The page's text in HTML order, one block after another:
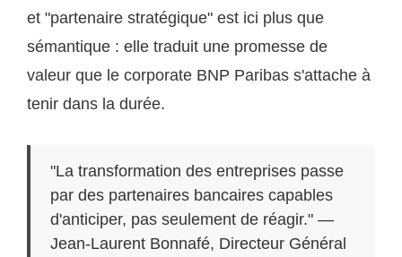
et "partenaire stratégique" est ici plus que
sémantique : elle traduit une promesse de
valeur que le corporate BNP Paribas s'attache à
tenir dans la durée.
"La transformation des entreprises passe
par des partenaires bancaires capables
d'anticiper, pas seulement de réagir." —
Jean-Laurent Bonnafé, Directeur Général